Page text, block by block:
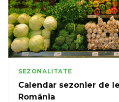
SEZONALITATE
Calendar sezonier de
România